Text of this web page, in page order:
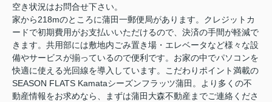
空き状況はお問合せ下さい。
家から218mのところに蒲田一郵便局があります。クレジットカ
ードで初期費用がお支払いいただけるので、決済の手間が軽減で
きます。共用部には敷地内ごみ置き場・エレベータなど様々な設
備やサービスが揃っているので便利です。お家の中でパソコンを
快適に使える光回線を導入しています。こだわりポイント満載の
SEASON FLATS Kamataシーズンフラッツ蒲田。より多くの不
動産情報をお求めなら、まずは蒲田大森不動産までご連絡くださ